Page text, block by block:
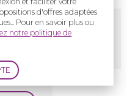
d'offres adaptées
Pour en savoir plus ou
notre politique de
Le projet "errance
et impasse